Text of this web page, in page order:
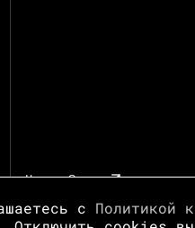
Центр Зотов
с Политикой